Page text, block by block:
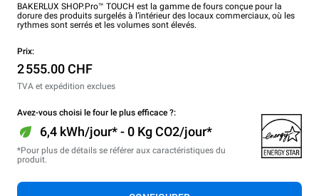
BAKERLUX SHOP.Pro™ TOUCH est la gamme de fours conçue pour la
dorure des produits surgelés à l’intérieur des locaux commerciaux, où les
rythmes sont serrés et les volumes sont élevés.
Prix:
2 555.00 CHF
TVA et expédition exclues
Avez-vous choisi le four le plus efficace ?:
6,4 kWh/jour* - 0 Kg CO2/jour*
*Pour plus de détails se référer aux caractéristiques du
produit.